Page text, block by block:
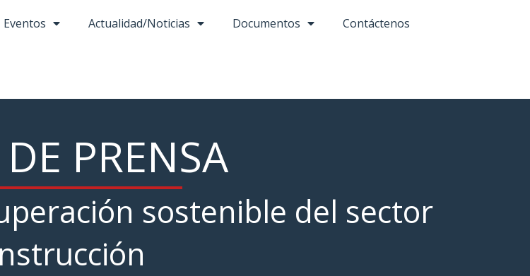
Eventos Actualidad/Noticias Documentos Contáctenos
PRENSA
sostenible del sector